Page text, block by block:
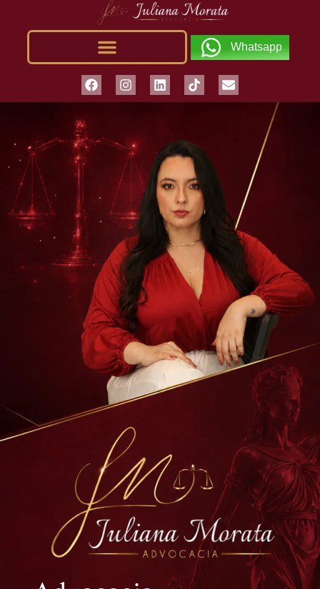
Whatsapp